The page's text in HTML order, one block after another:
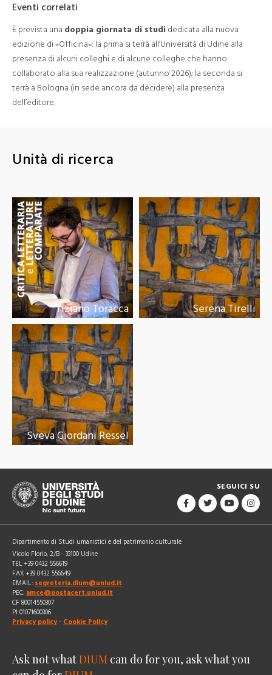
Eventi correlati
È prevista una doppia giornata di studi dedicata alla nuova
edizione di «Officina»: la prima si terrà all’Università di Udine alla
presenza di alcuni colleghi e di alcune colleghe che hanno
collaborato alla sua realizzazione (autunno 2026); la seconda si
terrà a Bologna (in sede ancora da decidere) alla presenza
dell’editore.
Unità di ricerca
Tiziano Toracca Serena Tirelli
Sveva Giordani Ressel
SEGUICI SU
Dipartimento di Studi umanistici e del patrimonio culturale
Vicolo Florio, 2/B - 33100 Udine
TEL +39 0432 556619
FAX +39 0432 556649
EMAIL: segreteria.dium@uniud.it
PEC: amce@postacert.uniud.it
CF 80014550307
PI 01071600306
Privacy policy - Cookie Policy
Ask not whatDIUM can do for you, ask what you